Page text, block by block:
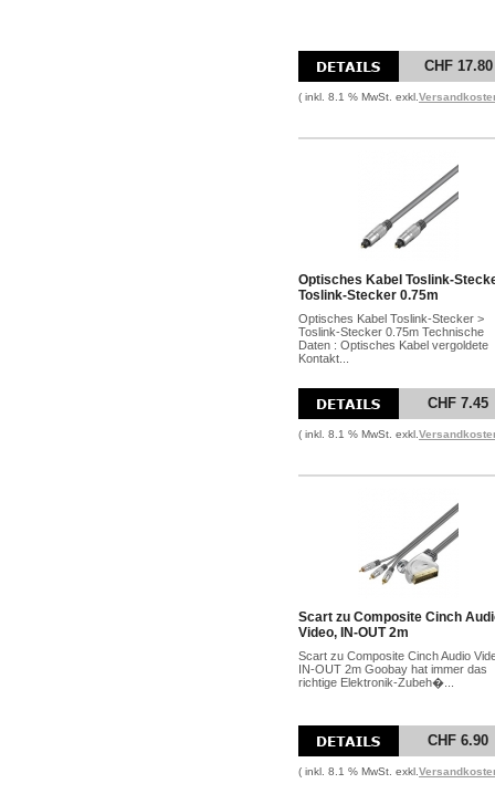
CHF 17.80
( inkl. 8.1 % MwSt. exkl.
Optisches Kabel Toslink-
Toslink-Stecker 0.75m
Optisches Kabel Toslink-Stecker >
Toslink-Stecker 0.75m Technische
Daten : Optisches Kabel vergoldete
Kontakt...
CHF 7.45
( inkl. 8.1 % MwSt. exkl.
Scart zu Composite Cinch
Video, IN-OUT 2m
Scart zu Composite Cinch Audio
IN-OUT 2m Goobay hat immer das
richtige Elektronik-Zubeh�...
CHF 6.90
( inkl. 8.1 % MwSt. exkl.